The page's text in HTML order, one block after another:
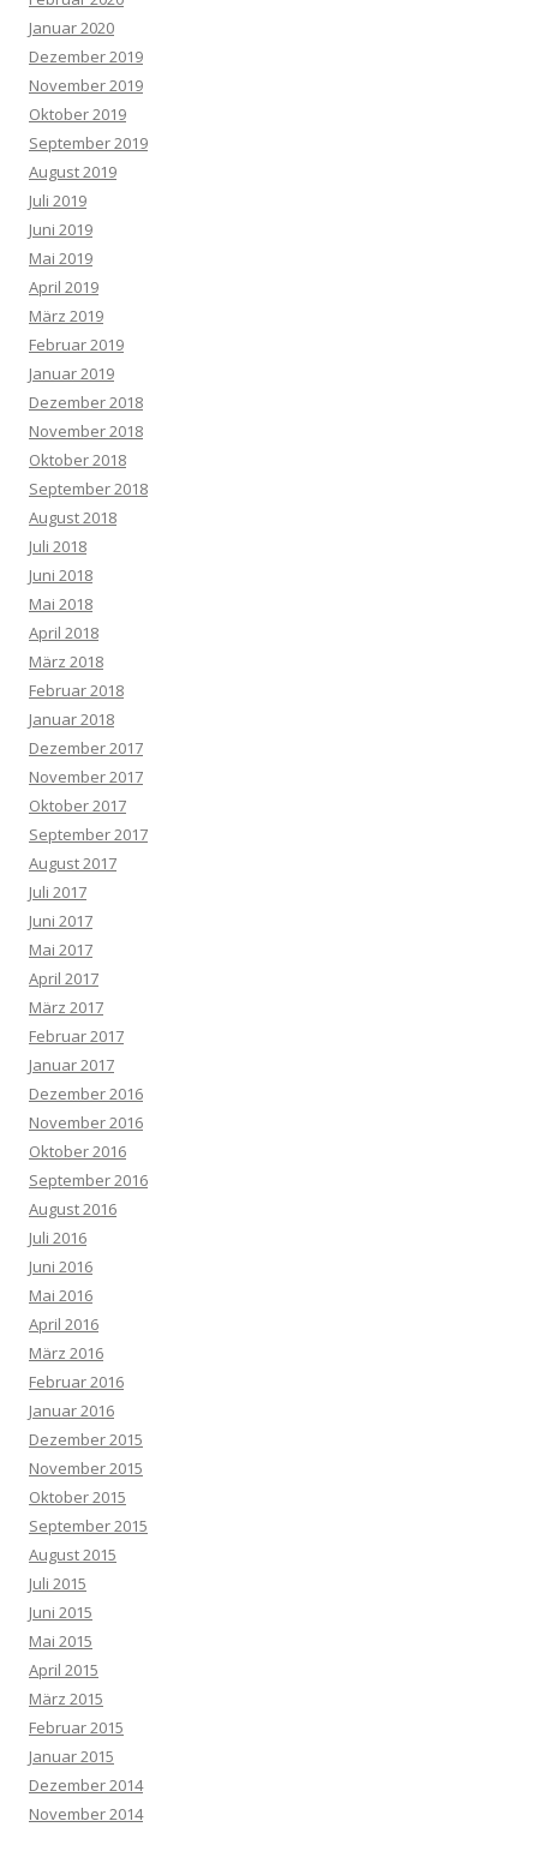
Januar 2020
Dezember 2019
November 2019
Oktober 2019
September 2019
August 2019
Juli 2019
Juni 2019
Mai 2019
April 2019
März 2019
Februar 2019
Januar 2019
Dezember 2018
November 2018
Oktober 2018
September 2018
August 2018
Juli 2018
Juni 2018
Mai 2018
April 2018
März 2018
Februar 2018
Januar 2018
Dezember 2017
November 2017
Oktober 2017
September 2017
August 2017
Juli 2017
Juni 2017
Mai 2017
April 2017
März 2017
Februar 2017
Januar 2017
Dezember 2016
November 2016
Oktober 2016
September 2016
August 2016
Juli 2016
Juni 2016
Mai 2016
April 2016
März 2016
Februar 2016
Januar 2016
Dezember 2015
November 2015
Oktober 2015
September 2015
August 2015
Juli 2015
Juni 2015
Mai 2015
April 2015
März 2015
Februar 2015
Januar 2015
Dezember 2014
November 2014